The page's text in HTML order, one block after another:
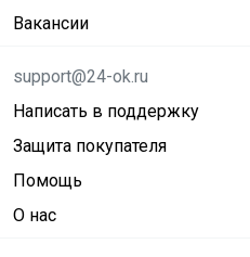
Вакансии
support@24-ok.ru
Написать в поддержку
Защита покупателя
Помощь
О нас